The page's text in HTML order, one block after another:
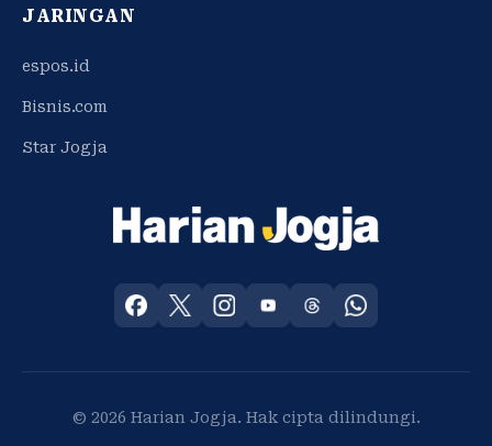
JARINGAN
espos.id
Bisnis.com
Star Jogja
© 2026 Harian Jogja. Hak cipta dilindungi.